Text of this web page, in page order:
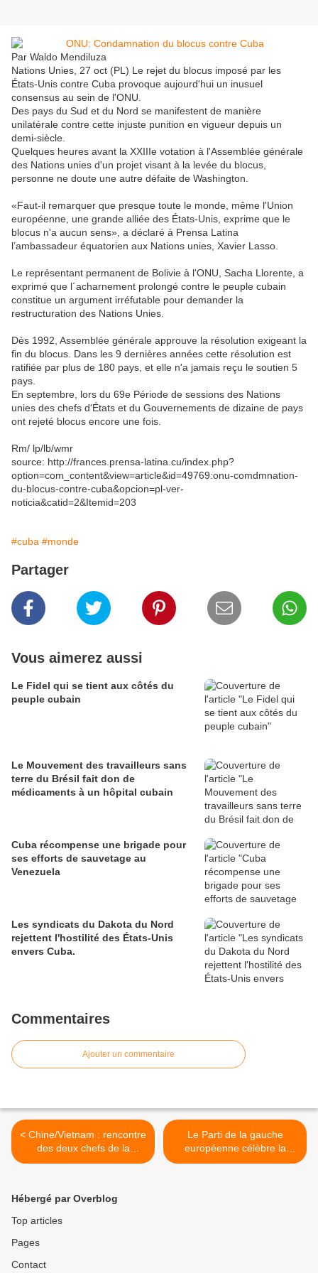
Par Waldo Mendiluza
Nations Unies, 27 oct (PL) Le rejet du blocus imposé par les
États-Unis contre Cuba provoque aujourd'hui un inusuel
consensus au sein de l'ONU.
Des pays du Sud et du Nord se manifestent de manière
unilatérale contre cette injuste punition en vigueur depuis un
demi-siècle.
Quelques heures avant la XXIIIe votation à l'Assemblée générale
des Nations unies d'un projet visant à la levée du blocus,
personne ne doute une autre défaite de Washington.
«Faut-il remarquer que presque toute le monde, même l'Union
européenne, une grande alliée des États-Unis, exprime que le
blocus n'a aucun sens», a déclaré à Prensa Latina
l’ambassadeur équatorien aux Nations unies, Xavier Lasso.
Le représentant permanent de Bolivie à l'ONU, Sacha Llorente, a
exprimé que l´acharnement prolongé contre le peuple cubain
constitue un argument irréfutable pour demander la
restructuration des Nations Unies.
Dès 1992, Assemblée générale approuve la résolution exigeant la
fin du blocus. Dans les 9 dernières années cette résolution est
ratifiée par plus de 180 pays, et elle n'a jamais reçu le soutien 5
pays.
En septembre, lors du 69e Période de sessions des Nations
unies des chefs d'États et du Gouvernements de dizaine de pays
ont rejeté blocus encore une fois.
Rm/ lp/lb/wmr
source: http://frances.prensa-latina.cu/index.php?
option=com_content&view=article&id=49769:onu-comdmnation-
du-blocus-contre-cuba&opcion=pl-ver-
noticia&catid=2&Itemid=203
#cuba #monde
Partager
Vous aimerez aussi
Le Fidel qui se tient aux côtés du
peuple cubain
Le Mouvement des travailleurs sans
terre du Brésil fait don de
médicaments à un hôpital cubain
Cuba récompense une brigade pour
ses efforts de sauvetage au
Venezuela
Les syndicats du Dakota du Nord
rejettent l'hostilité des États-Unis
envers Cuba.
Commentaires
Ajouter un commentaire
< Chine/Vietnam : rencontre
des deux chefs de la
sécurité
Le Parti de la gauche
européenne célèbre la
victoire de Dilma Rousseff
Hébergé par Overblog
Top articles
Pages
Contact